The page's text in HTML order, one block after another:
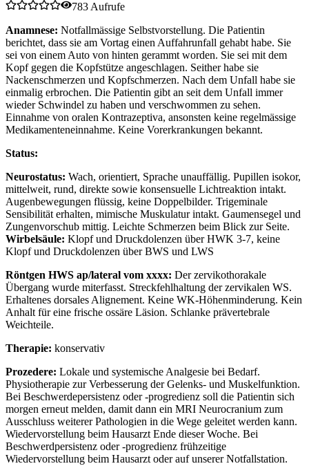
783 Aufrufe
Anamnese: Notfallmässige Selbstvorstellung. Die Patientin
berichtet, dass sie am Vortag einen Auffahrunfall gehabt habe. Sie
sei von einem Auto von hinten gerammt worden. Sie sei mit dem
Kopf gegen die Kopfstütze angeschlagen. Seither habe sie
Nackenschmerzen und Kopfschmerzen. Nach dem Unfall habe sie
einmalig erbrochen. Die Patientin gibt an seit dem Unfall immer
wieder Schwindel zu haben und verschwommen zu sehen.
Einnahme von oralen Kontrazeptiva, ansonsten keine regelmässige
Medikamenteneinnahme. Keine Vorerkrankungen bekannt.
Status:
Neurostatus: Wach, orientiert, Sprache unauffällig. Pupillen isokor,
mittelweit, rund, direkte sowie konsensuelle Lichtreaktion intakt.
Augenbewegungen flüssig, keine Doppelbilder. Trigeminale
Sensibilität erhalten, mimische Muskulatur intakt. Gaumensegel und
Zungenvorschub mittig. Leichte Schmerzen beim Blick zur Seite.
Wirbelsäule: Klopf und Druckdolenzen über HWK 3-7, keine
Klopf und Druckdolenzen über BWS und LWS
Röntgen HWS ap/lateral vom xxxx: Der zervikothorakale
Übergang wurde miterfasst. Streckfehlhaltung der zervikalen WS.
Erhaltenes dorsales Alignement. Keine WK-Höhenminderung. Kein
Anhalt für eine frische ossäre Läsion. Schlanke prävertebrale
Weichteile.
Therapie: konservativ
Prozedere: Lokale und systemische Analgesie bei Bedarf.
Physiotherapie zur Verbesserung der Gelenks- und Muskelfunktion.
Bei Beschwerdepersistenz oder -progredienz soll die Patientin sich
morgen erneut melden, damit dann ein MRI Neurocranium zum
Ausschluss weiterer Pathologien in die Wege geleitet werden kann.
Wiedervorstellung beim Hausarzt Ende dieser Woche. Bei
Beschwerdpersistenz oder -progredienz frühzeitige
Wiedervorstellung beim Hausarzt oder auf unserer Notfallstation.